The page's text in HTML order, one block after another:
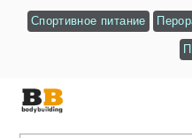
Спортивное питание